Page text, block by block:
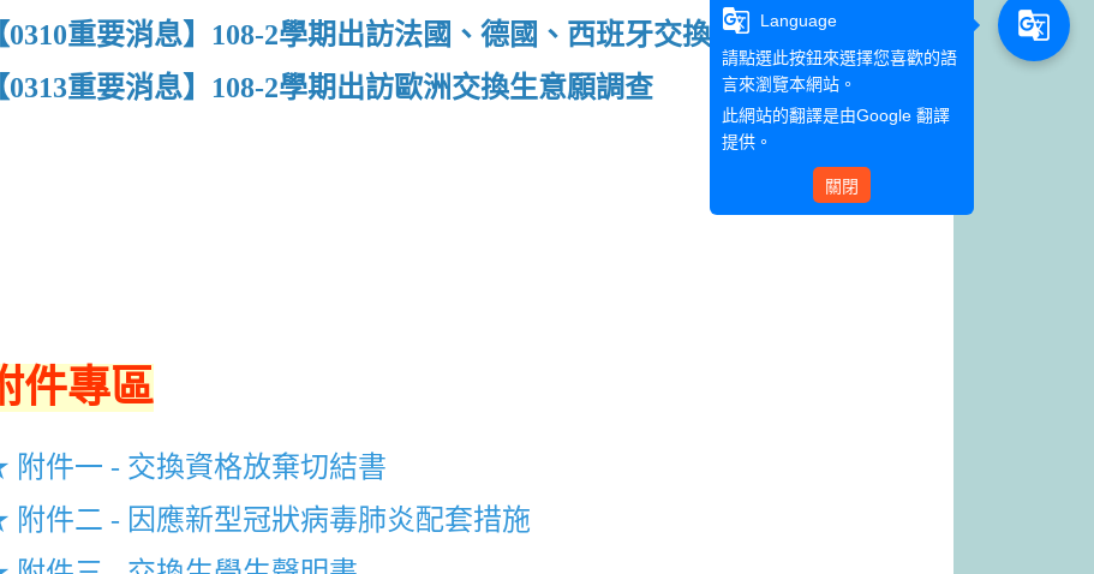
0310重要消息】108-2學期出訪法國、德國、西班牙交換生意願調查
0313重要消息】108-2學期出訪歐洲交換生意願調查
件專區
附件一 - 交換資格放棄切結書
附件二 - 因應新型冠狀病毒肺炎配套措施
g_translate
Language
請點選此按鈕來選擇您喜歡的語
言來瀏覽本網站。
此網站的翻譯是由Google 翻譯
提供。
關閉
g_translate